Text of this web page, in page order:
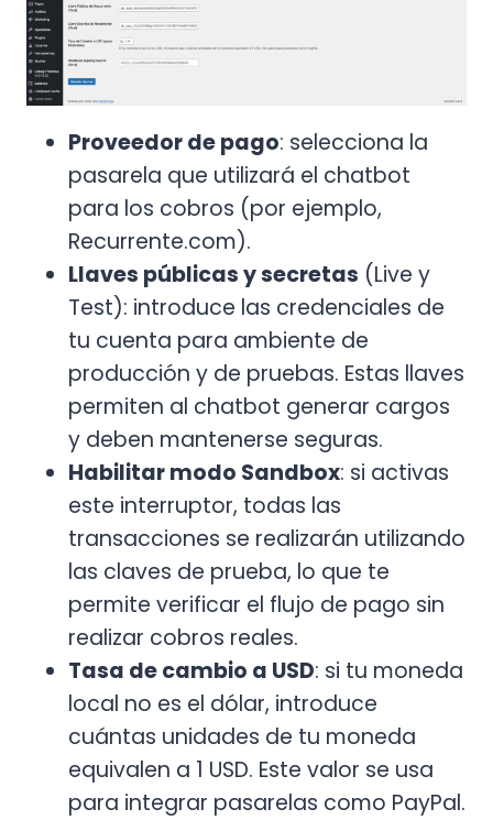
Proveedor de pago: selecciona la
pasarela que utilizará el chatbot
para los cobros (por ejemplo,
Recurrente.com).
Llaves públicas y secretas (Live y
Test): introduce las credenciales de
tu cuenta para ambiente de
producción y de pruebas. Estas llaves
permiten al chatbot generar cargos
y deben mantenerse seguras.
Habilitar modo Sandbox: si activas
este interruptor, todas las
transacciones se realizarán utilizando
las claves de prueba, lo que te
permite verificar el flujo de pago sin
realizar cobros reales.
Tasa de cambio a USD: si tu moneda
local no es el dólar, introduce
cuántas unidades de tu moneda
equivalen a 1 USD. Este valor se usa
para integrar pasarelas como PayPal.